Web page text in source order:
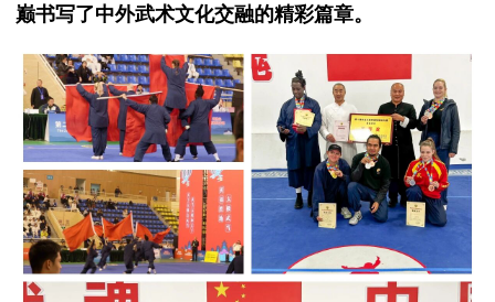
巅书写了中外武术文化交融的精彩篇章。